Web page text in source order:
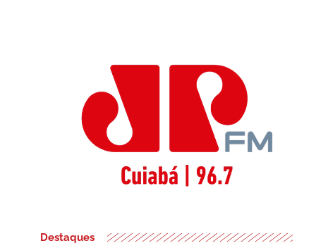
Destaques